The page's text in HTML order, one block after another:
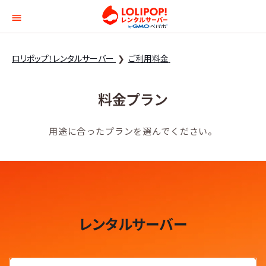
ロリポップ！レンタル
ロリポップ！レンタルサーバー ご利用料金
料金プラン
用途に合ったプランを選んでください。
レンタルサーバー